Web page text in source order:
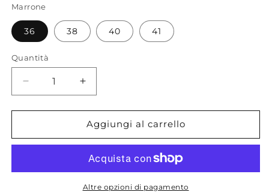
Marrone
36 38 40 41
Quantità
Diminuisci
quantità
per
Sandalo
Aumenta
quantità
per
Lagoa.
Sandalo
Aggiungi al carrello
Altre opzioni di pagamento